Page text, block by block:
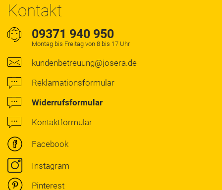
Kontakt
09371 940 950
Montag bis Freitag von 8 bis 17 Uhr
kundenbetreuung@josera.de
Reklamationsformular
Widerrufsformular
Kontaktformular
Facebook
Instagram
Pinterest